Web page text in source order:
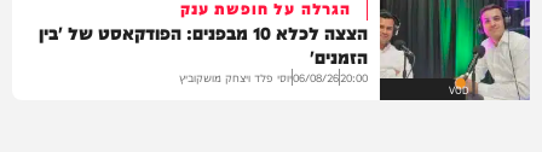
VOD
הגרלה על חופשת ענק
הצצה לכלא 10 מבפנים: הפודקאסט של 'בין
הזמנים'
20:00
06/08/26יוסי פלד ויצחק מושקוביץ